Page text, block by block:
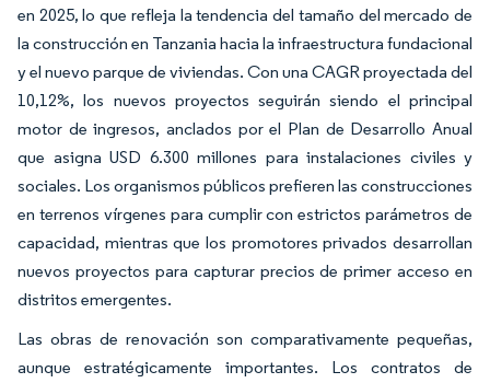
en 2025, lo que refleja la tendencia del tamaño del mercado de
la construcción en Tanzania hacia la infraestructura fundacional
y el nuevo parque de viviendas. Con una CAGR proyectada del
10,12%, los nuevos proyectos seguirán siendo el principal
motor de ingresos, anclados por el Plan de Desarrollo Anual
que asigna USD 6.300 millones para instalaciones civiles y
sociales. Los organismos públicos prefieren las construcciones
en terrenos vírgenes para cumplir con estrictos parámetros de
capacidad, mientras que los promotores privados desarrollan
nuevos proyectos para capturar precios de primer acceso en
distritos emergentes.
Las obras de renovación son comparativamente pequeñas,
aunque estratégicamente importantes. Los contratos de